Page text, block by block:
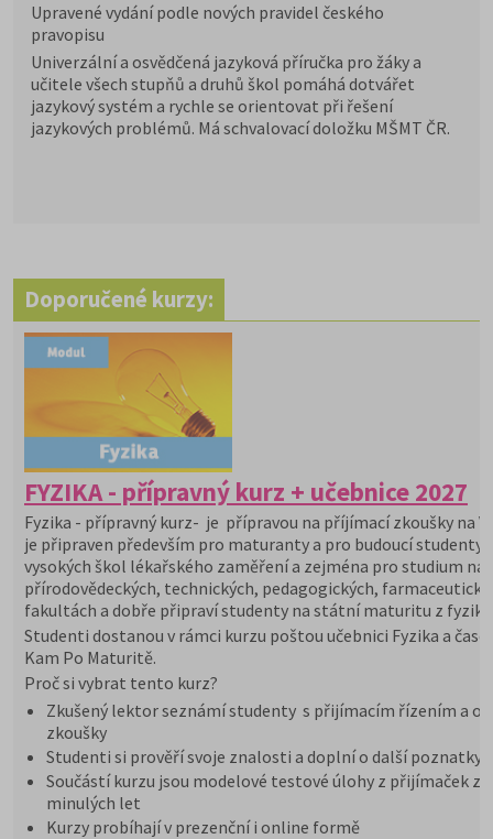
Upravené vydání podle nových pravidel českého
pravopisu
Univerzální a osvědčená jazyková příručka pro žáky a
učitele všech stupňů a druhů škol pomáhá dotvářet
jazykový systém a rychle se orientovat při řešení
jazykových problémů. Má schvalovací doložku MŠMT ČR.
Doporučené kurzy:
FYZIKA - přípravný kurz + učebnice 2027
Fyzika - přípravný kurz- je přípravou na příjímací zkoušky na
je připraven především pro maturanty a pro budoucí studenty
vysokých škol lékařského zaměření a zejména pro studium na
přírodovědeckých, technických, pedagogických,
fakultách a dobře připraví studenty na státní maturitu z fyziky.
Studenti dostanou v rámci kurzu poštou učebnici Fyzika a
Kam Po Maturitě.
Proč si vybrat tento kurz?
Zkušený lektor seznámí studenty s přijímacím řízením a
zkoušky
Studenti si prověří svoje znalosti a doplní o další poznatky
Součástí kurzu jsou modelové testové úlohy z přijímaček z
minulých let
Kurzy probíhají v prezenční i online formě